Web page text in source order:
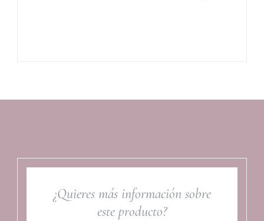
¿Quieres más información sobre
este producto?